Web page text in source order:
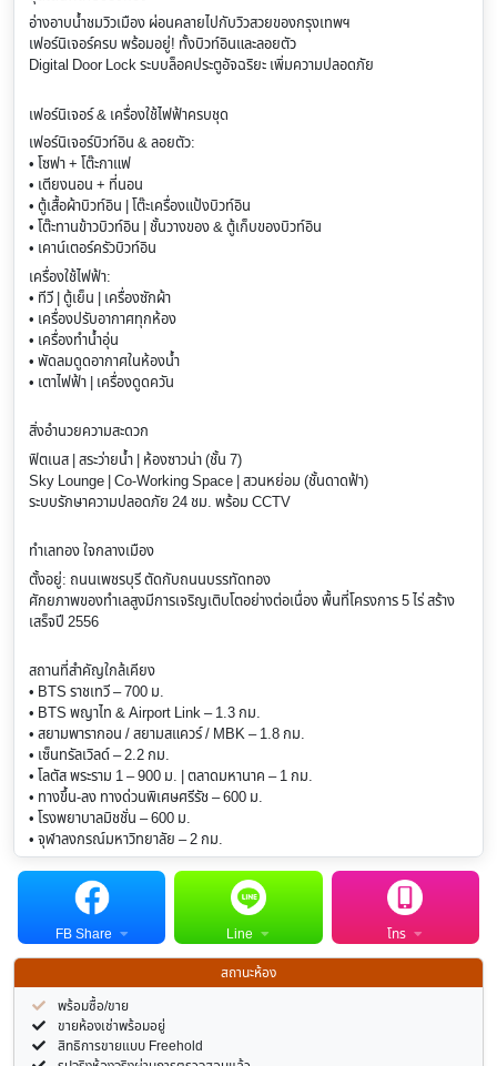
อ่างอาบน้ำชมวิวเมือง ผ่อนคลายไปกับวิวสวยของกรุงเทพฯ
เฟอร์นิเจอร์ครบ พร้อมอยู่! ทั้งบิวท์อินและลอยตัว
Digital Door Lock ระบบล็อคประตูอัจฉริยะ เพิ่มความปลอดภัย
เฟอร์นิเจอร์ & เครื่องใช้ไฟฟ้าครบชุด
เฟอร์นิเจอร์บิวท์อิน & ลอยตัว:
• โซฟา + โต๊ะกาแฟ
• เตียงนอน + ที่นอน
• ตู้เสื้อผ้าบิวท์อิน | โต๊ะเครื่องแป้งบิวท์อิน
• โต๊ะทานข้าวบิวท์อิน | ชั้นวางของ & ตู้เก็บของบิวท์อิน
• เคาน์เตอร์ครัวบิวท์อิน
เครื่องใช้ไฟฟ้า:
• ทีวี | ตู้เย็น | เครื่องซักผ้า
• เครื่องปรับอากาศทุกห้อง
• เครื่องทำน้ำอุ่น
• พัดลมดูดอากาศในห้องน้ำ
• เตาไฟฟ้า | เครื่องดูดควัน
สิ่งอำนวยความสะดวก
ฟิตเนส | สระว่ายน้ำ | ห้องซาวน่า (ชั้น 7)
Sky Lounge | Co-Working Space | สวนหย่อม (ชั้นดาดฟ้า)
ระบบรักษาความปลอดภัย 24 ชม. พร้อม CCTV
ทำเลทอง ใจกลางเมือง
ตั้งอยู่: ถนนเพชรบุรี ตัดกับถนนบรรทัดทอง
ศักยภาพของทำเลสูงมีการเจริญเติบโตอย่างต่อเนื่อง พื้นที่โครงการ 5 ไร่ สร้าง
เสร็จปี 2556
สถานที่สำคัญใกล้เคียง
• BTS ราชเทวี – 700 ม.
• BTS พญาไท & Airport Link – 1.3 กม.
• สยามพารากอน / สยามสแควร์ / MBK – 1.8 กม.
• เซ็นทรัลเวิลด์ – 2.2 กม.
• โลตัส พระราม 1 – 900 ม. | ตลาดมหานาค – 1 กม.
• ทางขึ้น-ลง ทางด่วนพิเศษศรีรัช – 600 ม.
• โรงพยาบาลมิชชั่น – 600 ม.
• จุฬาลงกรณ์มหาวิทยาลัย – 2 กม.
FB Share Line
โทร
สถานะห้อง
พร้อมซื้อ/ขาย
ขายห้องเช่าพร้อมอยู่
สิทธิการขายแบบ Freehold